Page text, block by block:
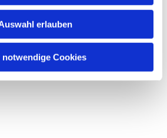
erlauben
notwendige Cookies